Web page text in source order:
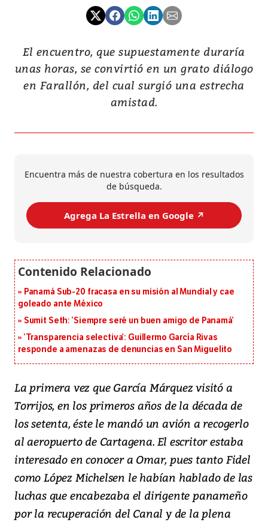
El encuentro, que supuestamente duraría
unas horas, se convirtió en un grato diálogo
en Farallón, del cual surgió una estrecha
amistad.
Encuentra más de nuestra cobertura en los resultados
de búsqueda.
Agrega La Estrella en Google ↗️
Panamá Sub-20 fracasa en su misión al Mundial y cae
goleado ante México
Sumit Seth: ‘Siempre seré un buen amigo de Panamá’
‘Transparencia selectiva’: Guillermo García Rivas
responde a amenazas de denuncias en San Miguelito
La primera vez que García Márquez visitó a
Torrijos, en los primeros años de la década de
los setenta, éste le mandó un avión a recogerlo
al aeropuerto de Cartagena. El escritor estaba
interesado en conocer a Omar, pues tanto Fidel
como López Michelsen le habían hablado de las
luchas que encabezaba el dirigente panameño
por la recuperación del Canal y de la plena